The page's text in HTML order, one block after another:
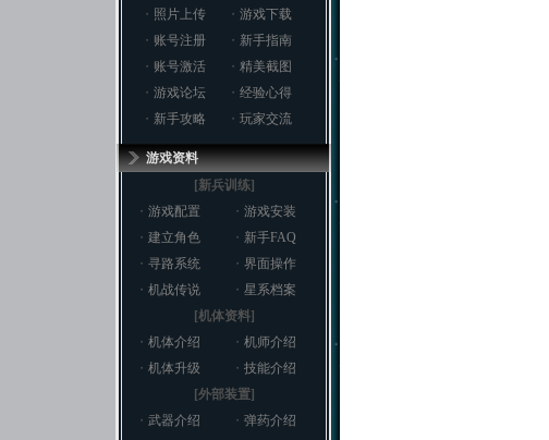
・ 照片上传 ・ 游戏下载
・ 账号注册 ・ 新手指南
・ 账号激活 ・ 精美截图
・ 游戏论坛 ・ 经验心得
・ 新手攻略 ・ 玩家交流
游戏资料
[新兵训练]
・ 游戏配置 ・ 游戏安装
・ 建立角色 ・ 新手FAQ
・ 寻路系统 ・ 界面操作
・ 机战传说 ・ 星系档案
[机体资料]
・ 机体介绍 ・ 机师介绍
・ 机体升级 ・ 技能介绍
[外部装置]
・ 武器介绍 ・ 弹药介绍